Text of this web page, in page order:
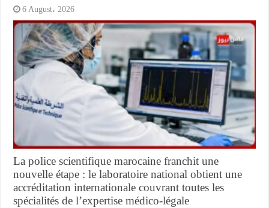
6 August، 2026
La police scientifique marocaine franchit une
nouvelle étape : le laboratoire national obtient une
accréditation internationale couvrant toutes les
spécialités de l’expertise médico-légale